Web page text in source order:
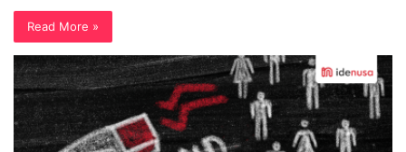
Read More »